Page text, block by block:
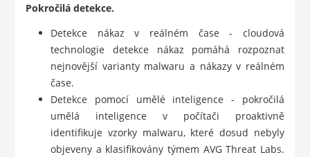
Pokročilá detekce.
Detekce nákaz v reálném čase - cloudová
technologie detekce nákaz pomáhá rozpoznat
nejnovější varianty malwaru a nákazy v reálném
čase.
Detekce pomocí umělé inteligence - pokročilá
umělá inteligence v počítači proaktivně
identifikuje vzorky malwaru, které dosud nebyly
objeveny a klasifikovány týmem AVG Threat Labs.